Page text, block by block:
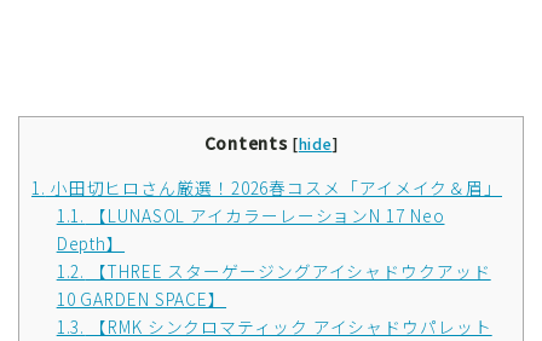
Contents [hide]
1. 小田切ヒロさん厳選！2026春コスメ「アイメイク＆眉」
1.1.
【LUNASOL アイカラーレーションN 17 Neo
Depth】
1.2.
【THREE スターゲージングアイシャドウクアッド
10 GARDEN SPACE】
1.3.
【RMK シンクロマティック アイシャドウパレット